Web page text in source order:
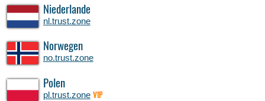
Niederlande
nl.trust.zone
Norwegen
no.trust.zone
Polen
pl.trust.zone VIP